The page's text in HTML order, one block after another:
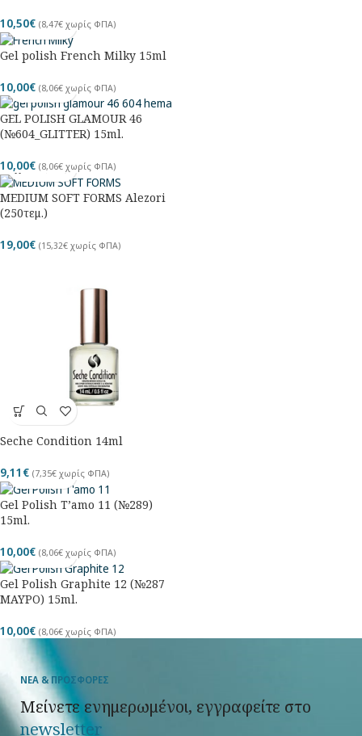
10,50€ (8,47€ χωρίς ΦΠΑ)
Gel polish French Milky 15ml
10,00€ (8,06€ χωρίς ΦΠΑ)
GEL POLISH GLAMOUR 46
(№604_GLITTER) 15ml.
10,00€ (8,06€ χωρίς ΦΠΑ)
MEDIUM SOFT FORMS Alezori
(250τεμ.)
19,00€ (15,32€ χωρίς ΦΠΑ)
Seche Condition 14ml
9,11 € (7,35€ χωρίς ΦΠΑ)
Gel Polish T’amo 11 (№289)
15ml.
10,00€ (8,06€ χωρίς ΦΠΑ)
Gel Polish Graphite 12 (№287
ΜΑΥΡΟ) 15ml.
10,00€ (8,06€ χωρίς ΦΠΑ)
ΝΕΑ & ΠΡΟΣΦΟΡΕΣ
Μείνετε ενημερωμένοι, εγγραφείτε στο
newsletter